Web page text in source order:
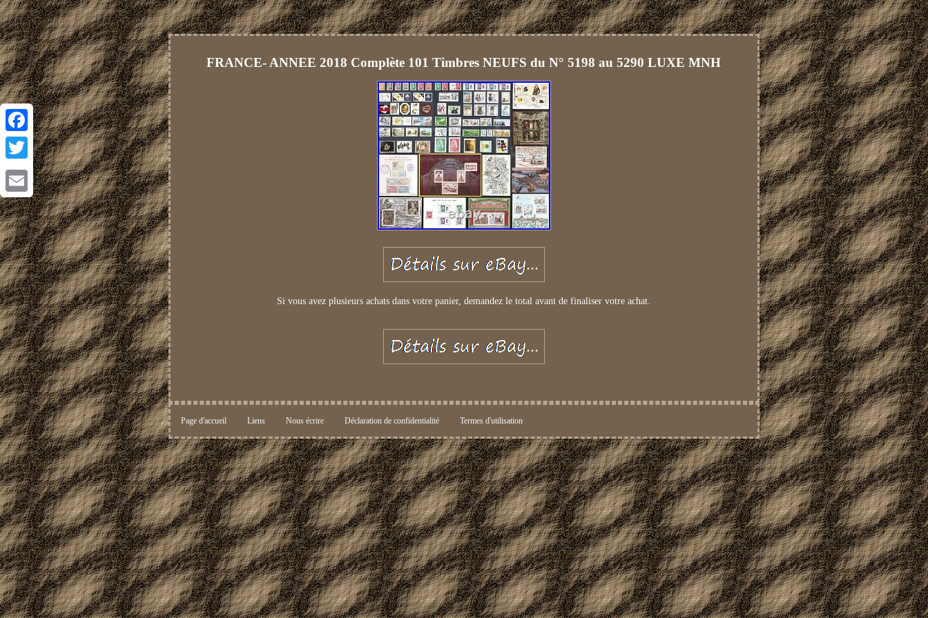
Facebook
Twitter
Email
FRANCE- ANNEE 2018 Complète 101 Timbres NEUFS du N° 5198 au 5290 LUXE MNH
Si vous avez plusieurs achats dans votre panier, demandez le total avant de finaliser votre achat.
Page d'accueil Liens Nous écrire Déclaration de confidentialité Termes d'utilisation